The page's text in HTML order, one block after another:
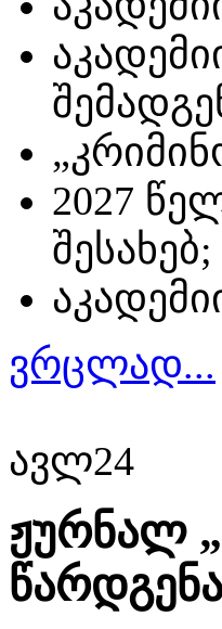
2027
შესახებ;
ვრცლად...
ავლ24
ჟურნალ
წარდგენა